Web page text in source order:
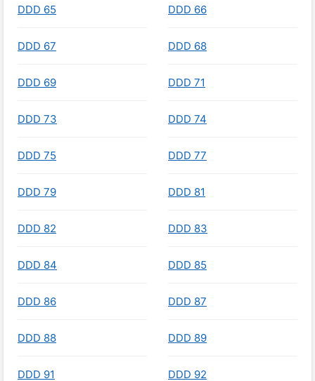
DDD 65 DDD 66
DDD 67 DDD 68
DDD 69 DDD 71
DDD 73 DDD 74
DDD 75 DDD 77
DDD 79 DDD 81
DDD 82 DDD 83
DDD 84 DDD 85
DDD 86 DDD 87
DDD 88 DDD 89
DDD 91 DDD 92